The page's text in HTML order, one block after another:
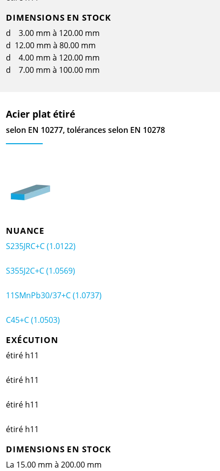
DIMENSIONS EN STOCK
d 3.00 mm à 120.00 mm
d 12.00 mm à 80.00 mm
d 4.00 mm à 120.00 mm
d 7.00 mm à 100.00 mm
Acier plat étiré
selon EN 10277, tolérances selon EN 10278
NUANCE
S235JRC+C (1.0122)
S355J2C+C (1.0569)
11SMnPb30/37+C (1.0737)
C45+C (1.0503)
EXÉCUTION
étiré h11
étiré h11
étiré h11
étiré h11
DIMENSIONS EN STOCK
La 15.00 mm à 200.00 mm